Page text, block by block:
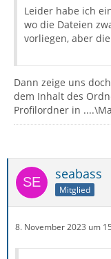
Leider habe ich
wo die Dateien
vorliegen, aber
Dann zeige uns
dem Inhalt des
Profilordner in
seabass
Mitglied
8. November 2023 um